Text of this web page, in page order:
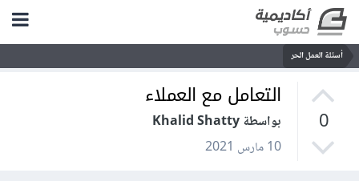
أسئلة العمل الحر
0
التعامل مع العملاء
بواسطة Khalid Shatty
10 مارس 2021